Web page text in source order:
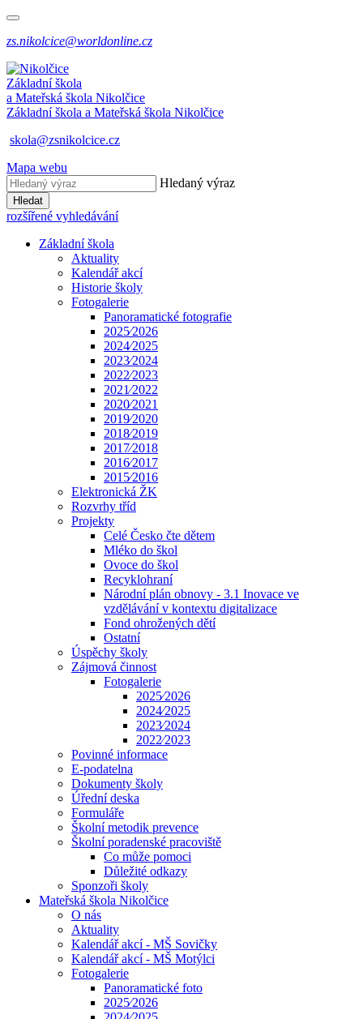
zs.nikolcice@worldonline.cz
Základní škola
a Mateřská škola Nikolčice
Základní škola a Mateřská škola Nikolčice
skola@zsnikolcice.cz
Mapa webu
Hledaný výraz
Hledat
rozšířené vyhledávání
Základní škola
Aktuality
Kalendář akcí
Historie školy
Fotogalerie
Panoramatické fotografie
2025⁄2026
2024⁄2025
2023⁄2024
2022⁄2023
2021⁄2022
2020⁄2021
2019⁄2020
2018⁄2019
2017⁄2018
2016⁄2017
2015⁄2016
Elektronická ŽK
Rozvrhy tříd
Projekty
Celé Česko čte dětem
Mléko do škol
Ovoce do škol
Recyklohraní
Národní plán obnovy - 3.1 Inovace ve
vzdělávání v kontextu digitalizace
Fond ohrožených dětí
Ostatní
Úspěchy školy
Zájmová činnost
Fotogalerie
2025⁄2026
2024⁄2025
2023⁄2024
2022⁄2023
Povinné informace
E-podatelna
Dokumenty školy
Úřední deska
Formuláře
Školní metodik prevence
Školní poradenské pracoviště
Co může pomoci
Důležité odkazy
Sponzoři školy
Mateřská škola Nikolčice
O nás
Aktuality
Kalendář akcí - MŠ Sovičky
Kalendář akcí - MŠ Motýlci
Fotogalerie
Panoramatické foto
2025⁄2026